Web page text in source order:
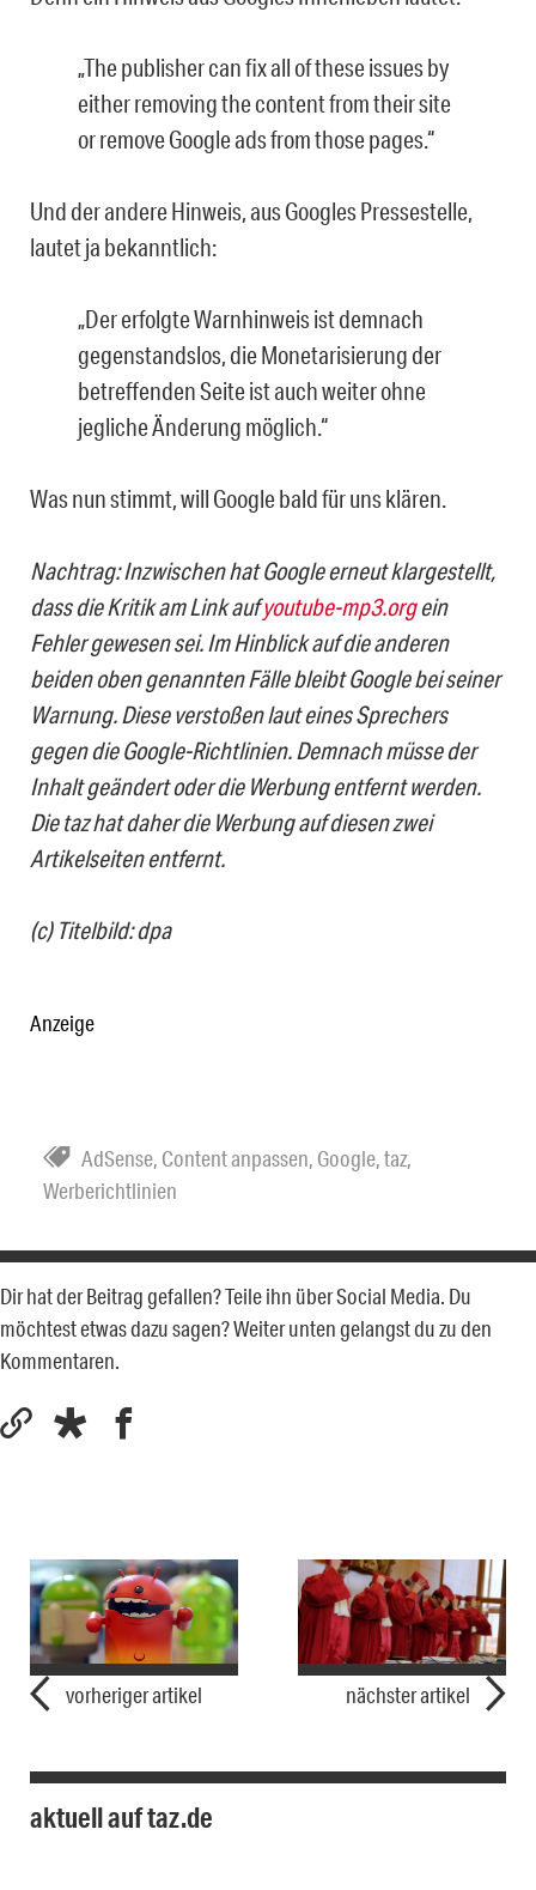
„The publisher can fix all of these issues by
either removing the content from their site
or remove Google ads from those pages.“
Und der andere Hinweis, aus Googles Pressestelle,
lautet ja bekanntlich:
„Der erfolgte Warnhinweis ist demnach
gegenstandslos, die Monetarisierung der
betreffenden Seite ist auch weiter ohne
jegliche Änderung möglich.“
Was nun stimmt, will Google bald für uns klären.
Nachtrag: Inzwischen hat Google erneut klargestellt,
dass die Kritik am Link aufyoutube-mp3.orgein
Fehler gewesen sei. Im Hinblick auf die anderen
beiden oben genannten Fälle bleibt Google bei seiner
Warnung. Diese verstoßen laut eines Sprechers
gegen die Google-Richtlinien. Demnach müsse der
Inhalt geändert oder die Werbung entfernt werden.
Die taz hat daher die Werbung auf diesen zwei
Artikelseiten entfernt.
(c) Titelbild: dpa
Anzeige
AdSense, Content anpassen, Google,taz,
Werberichtlinien
Dir hat der Beitrag gefallen? Teile ihn über Social Media. Du
möchtest etwas dazu sagen? Weiter unten gelangst du zu den
Kommentaren.
vorheriger artikel nächster artikel
aktuell auf taz.de